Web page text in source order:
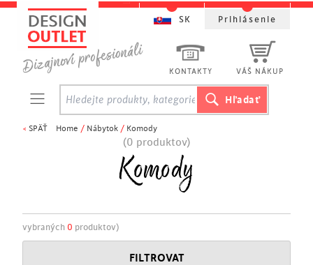
< SPÄŤ Home / Nábytok / Komody
(0 produktov)
Komody
vybraných 0 produktov)
FILTROVAT
KONTAKTY VÁŠ NÁKUP
SK Prihlásenie